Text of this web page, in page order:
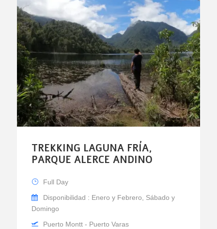
TREKKING LAGUNA FRÍA,
PARQUE ALERCE ANDINO
Full Day
Disponibilidad : Enero y Febrero, Sábado y
Domingo
Puerto Montt - Puerto Varas